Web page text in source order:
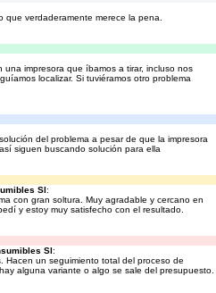
verdaderamente merece la pena.
impresora que íbamos a tirar, incluso nos
localizar. Si tuviéramos otro problema
del problema a pesar de que la impresora
siguen buscando solución para ella
Sl:
con gran soltura. Muy agradable y cercano en
y estoy muy satisfecho con el resultado.
Sl:
Hacen un seguimiento total del proceso de
alguna variante o algo se sale del presupuesto.